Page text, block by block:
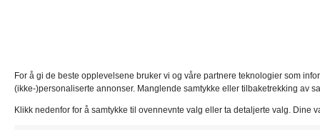
For å gi de beste opplevelsene bruker vi og våre partnere teknologier som
(ikke-)personaliserte annonser. Manglende samtykke eller tilbaketrekking av
Klikk nedenfor for å samtykke til ovennevnte valg eller ta detaljerte valg.